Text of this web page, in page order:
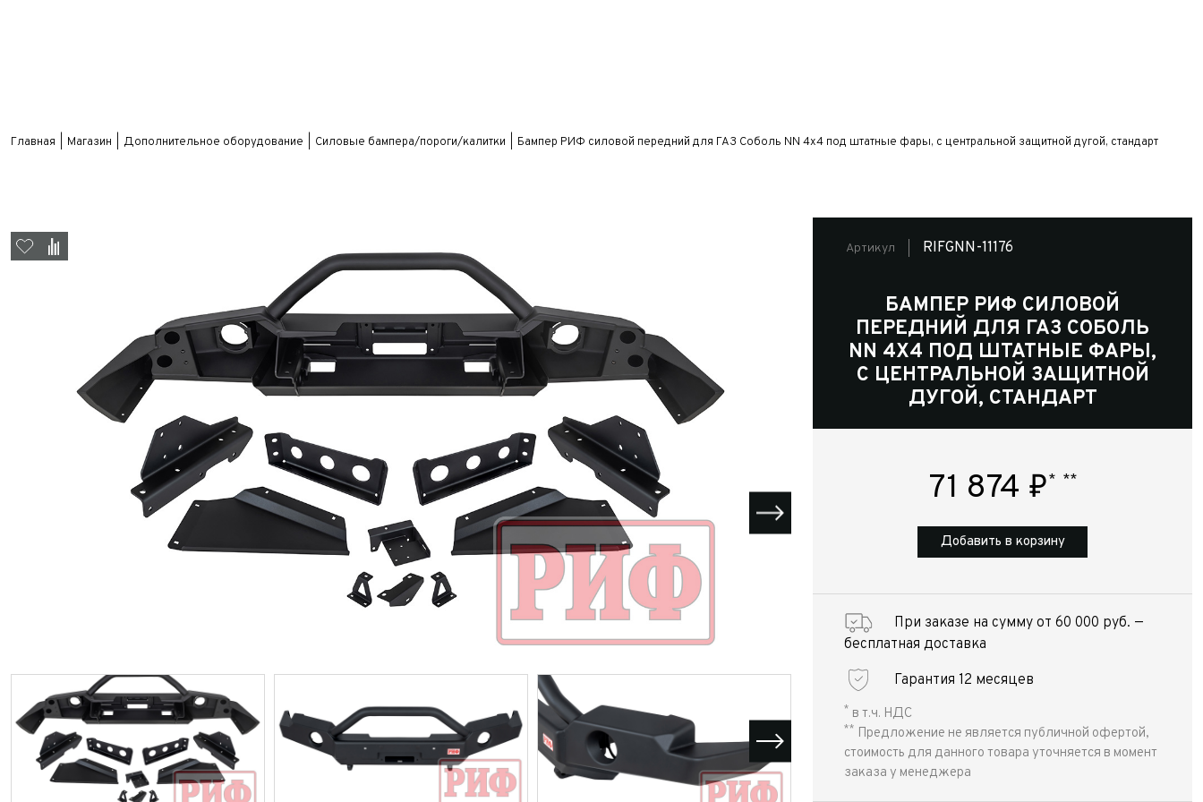
Главная Магазин Дополнительное оборудование Силовые бампера/пороги/калитки Бампер РИФ силовой передний для ГАЗ Соболь NN 4x4 под штатные фары, с центральной защитной дугой, стандарт
Артикул RIFGNN-11176
БАМПЕР РИФ СИЛОВОЙ
ПЕРЕДНИЙ ДЛЯ ГАЗ СОБОЛЬ
NN 4X4 ПОД ШТАТНЫЕ ФАРЫ,
С ЦЕНТРАЛЬНОЙ ЗАЩИТНОЙ
ДУГОЙ, СТАНДАРТ
71 874 ₽* **
Добавить в корзину
При заказе на сумму от 60 000 руб. —
бесплатная доставка
Гарантия 12 месяцев
* в т.ч. НДС
** Предложение не является публичной офертой,
стоимость для данного товара уточняется в момент
заказа у менеджера